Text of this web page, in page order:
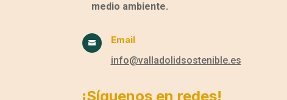
medio ambiente.

Email
info@valladolidsostenible.es
¡Síguenos en redes!